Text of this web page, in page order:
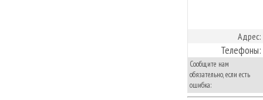
Адрес:
Телефоны:
Сообщите нам
обязательно, если есть
ошибка: